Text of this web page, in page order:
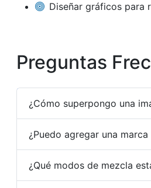
Diseñar gráficos para
Preguntas
¿Cómo superpongo una
¿Puedo agregar una
¿Qué modos de mezcla